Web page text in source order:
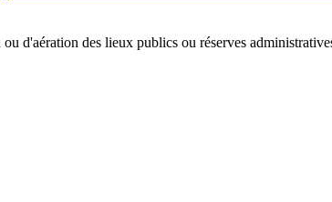
d'aération des lieux publics ou réserves